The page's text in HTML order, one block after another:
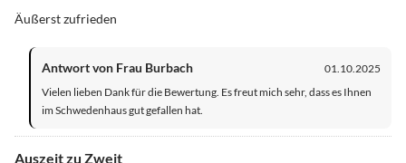
Äußerst zufrieden
Antwort von Frau Burbach
01.10.2025
Vielen lieben Dank für die Bewertung. Es freut mich sehr, dass es Ihnen
im Schwedenhaus gut gefallen hat.
Auszeit zu Zweit